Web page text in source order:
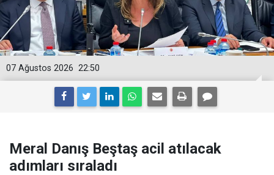
22:50
07 Ağustos 2026
Meral Danış Beştaş acil atılacak
adımları sıraladı